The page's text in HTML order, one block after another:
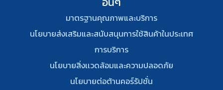
มาตรฐานคุณภาพและบริการ
นโยบายส่งเสริมและสนับสนุนการใช้สินค้าในประเทศ
การบริการ
นโยบายสิ่งเเวดล้อมและความปลอดภัย
นโยบายต่อต้านคอร์รัปชั่น